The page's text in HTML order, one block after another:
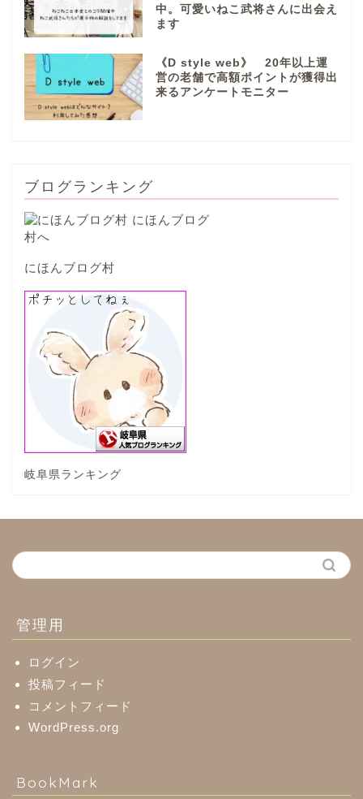
中。可愛いねこ武将さんに出会え
ます
《D style web》 20年以上運
営の老舗で高額ポイントが獲得出
来るアンケートモニター
ブログランキング
にほんブログ村
岐阜県ランキング
管理用
ログイン
投稿フィード
コメントフィード
WordPress.org
BookMark
山県市